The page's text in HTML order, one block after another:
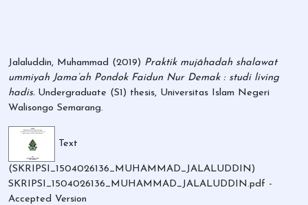
Jalaluddin, Muhammad (2019) Praktik mujāhadah shalawat
ummiyah Jama’ah Pondok Faidun Nur Demak : studi living
hadis. Undergraduate (S1) thesis, Universitas Islam Negeri
Walisongo Semarang.
Text
(SKRIPSI_1504026136_MUHAMMAD_JALALUDDIN)
SKRIPSI_1504026136_MUHAMMAD_JALALUDDIN.pdf -
Accepted Version